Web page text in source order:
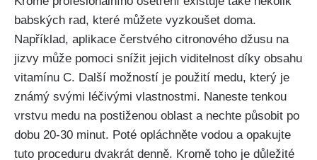
babských rad, které​ můžete vyzkoušet ‍doma.
Například, aplikace‍ čerstvého citronového⁤ džusu na⁢
jizvy může pomoci snížit jejich viditelnost díky obsahu
vitamínu C.‌ Další možností je použití medu, který je⁢
známý svými léčivými⁢ vlastnostmi. Naneste ‍tenkou
vrstvu medu ⁣na postiženou oblast a nechte působit po
dobu‌ 20-30 minut. Poté opláchněte vodou a opakujte
tuto​ proceduru dvakrát denně. Kromě​ toho je důležité